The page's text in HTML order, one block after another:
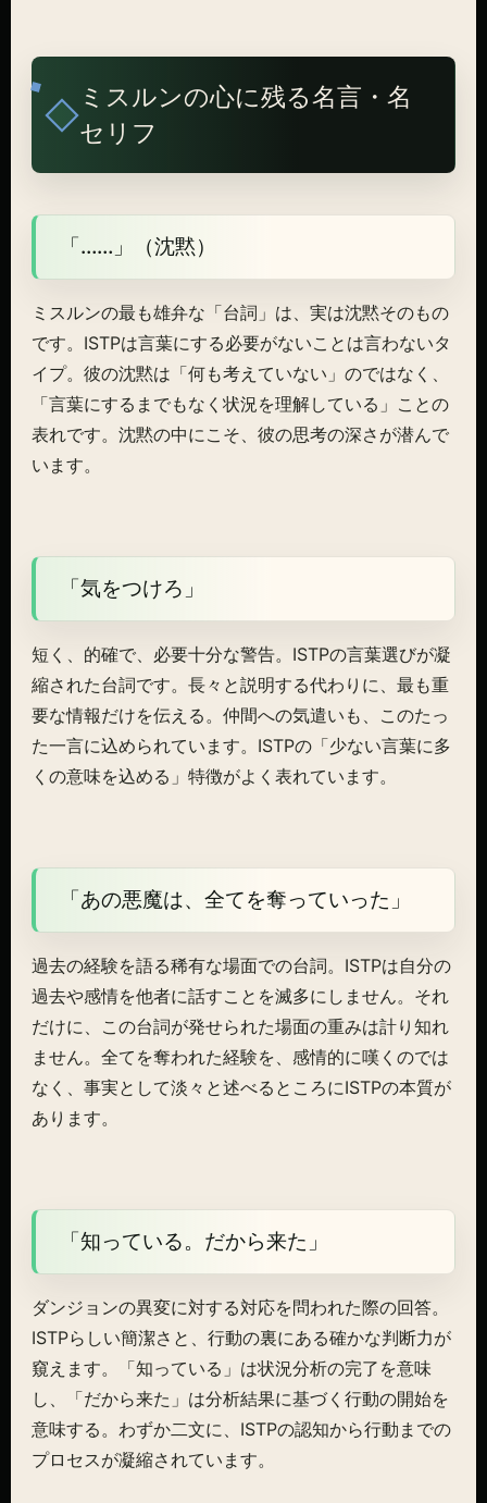
ミスルンの心に残る名言・名
セリフ
「……」（沈黙）
ミスルンの最も雄弁な「台詞」は、実は沈黙そのもの
です。ISTPは言葉にする必要がないことは言わないタ
イプ。彼の沈黙は「何も考えていない」のではなく、
「言葉にするまでもなく状況を理解している」ことの
表れです。沈黙の中にこそ、彼の思考の深さが潜んで
います。
「気をつけろ」
短く、的確で、必要十分な警告。ISTPの言葉選びが凝
縮された台詞です。長々と説明する代わりに、最も重
要な情報だけを伝える。仲間への気遣いも、このたっ
た一言に込められています。ISTPの「少ない言葉に多
くの意味を込める」特徴がよく表れています。
「あの悪魔は、全てを奪っていった」
過去の経験を語る稀有な場面での台詞。ISTPは自分の
過去や感情を他者に話すことを滅多にしません。それ
だけに、この台詞が発せられた場面の重みは計り知れ
ません。全てを奪われた経験を、感情的に嘆くのでは
なく、事実として淡々と述べるところにISTPの本質が
あります。
「知っている。だから来た」
ダンジョンの異変に対する対応を問われた際の回答。
ISTPらしい簡潔さと、行動の裏にある確かな判断力が
窺えます。「知っている」は状況分析の完了を意味
し、「だから来た」は分析結果に基づく行動の開始を
意味する。わずか二文に、ISTPの認知から行動までの
プロセスが凝縮されています。